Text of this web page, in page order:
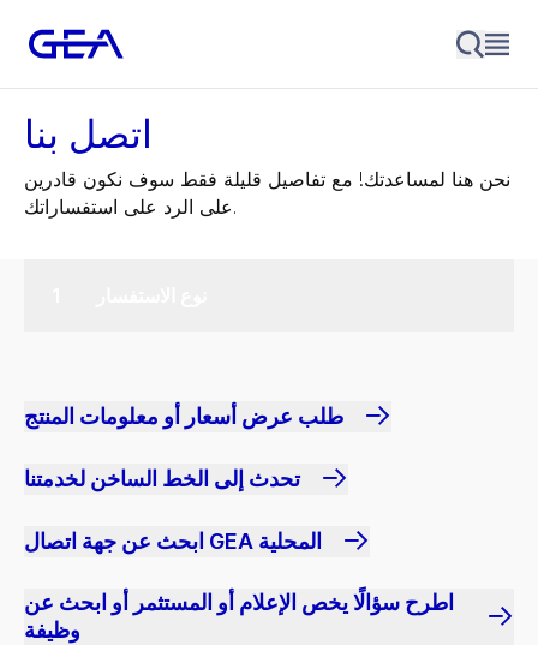
اتصل بنا
نحن هنا لمساعدتك! مع تفاصيل قليلة فقط سوف نكون قادرين
على الرد على استفساراتك.
طلب عرض أسعار أو معلومات المنتج
تحدث إلى الخط الساخن لخدمتنا
ابحث عن جهة اتصال GEA المحلية
اطرح سؤالًا يخص الإعلام أو المستثمر أو ابحث عن
وظيفة